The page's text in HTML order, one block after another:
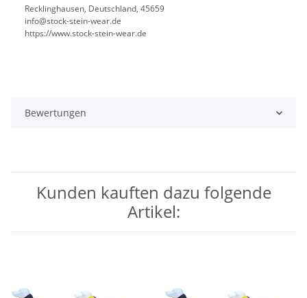
Recklinghausen, Deutschland, 45659
info@stock-stein-wear.de
https://www.stock-stein-wear.de
Bewertungen
Kunden kauften dazu folgende
Artikel: